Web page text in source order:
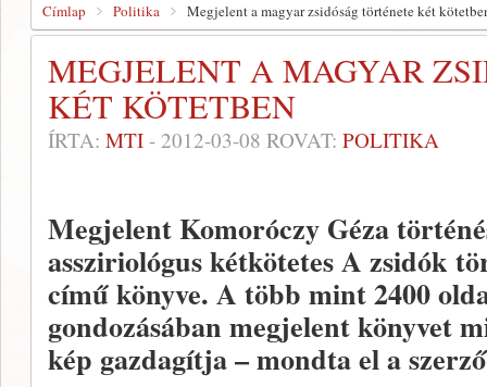
Címlap Politika Megjelent a magyar zsidóság története két
MEGJELENT A MAGYAR
KÉT KÖTETBEN
ÍRTA: MTI - 2012-03-08 ROVAT: POLITIKA
Megjelent Komoróczy Géza
assziriológus kétkötetes A zsidók
című könyve. A több mint 2400
gondozásában megjelent könyvet
kép gazdagítja – mondta el a